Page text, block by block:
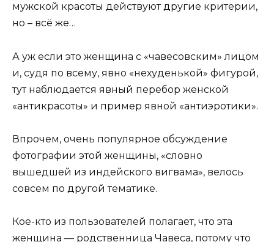
мужской красоты действуют другие критерии,
но – всё же…
А уж если это женщина с «чавесовским» лицом
и, судя по всему, явно «нехуденькой» фигурой,
тут наблюдается явный перебор женской
«антикрасоты» и пример явной «антиэротики».
Впрочем, очень популярное обсуждение
фотографии этой женщины, «словно
вышедшей из индейского вигвама», велось
совсем по другой тематике.
Кое-кто из пользователей полагает, что эта
женщина — родственница Чавеса, потому что